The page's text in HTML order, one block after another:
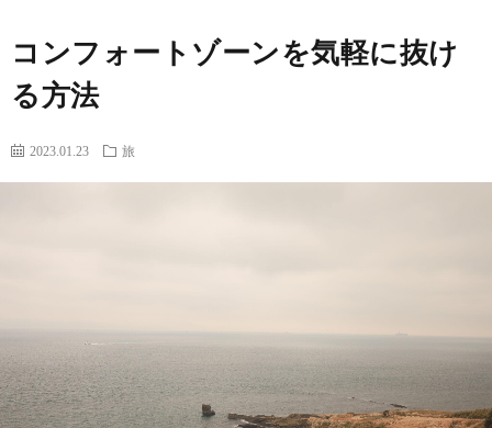
ー・
コンフォートゾーンを気軽に抜け
る方法
2023.01.23 旅